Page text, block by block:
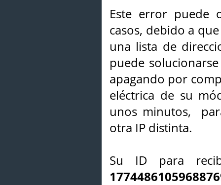
Este error puede
casos, debido a
una lista de
puede
apagando por
eléctrica de su
unos minutos,
otra IP distinta.
Su ID para